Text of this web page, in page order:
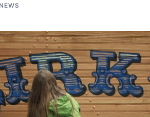
NEWS